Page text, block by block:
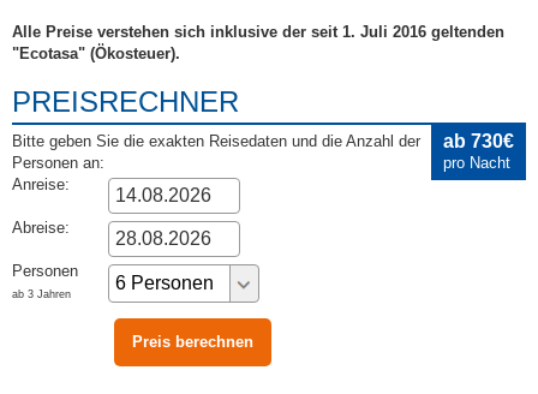
Alle Preise verstehen sich inklusive der seit 1. Juli 2016 geltenden
"Ecotasa" (Ökosteuer).
ab 730€
pro Nacht
PREISRECHNER
Bitte geben Sie die exakten Reisedaten und die Anzahl der
Personen an:
Anreise:
Abreise:
Personen
ab 3 Jahren